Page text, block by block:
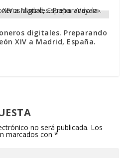
digitales. Preparando
XIV a Madrid, España.
no será publicada. Los
marcados con*